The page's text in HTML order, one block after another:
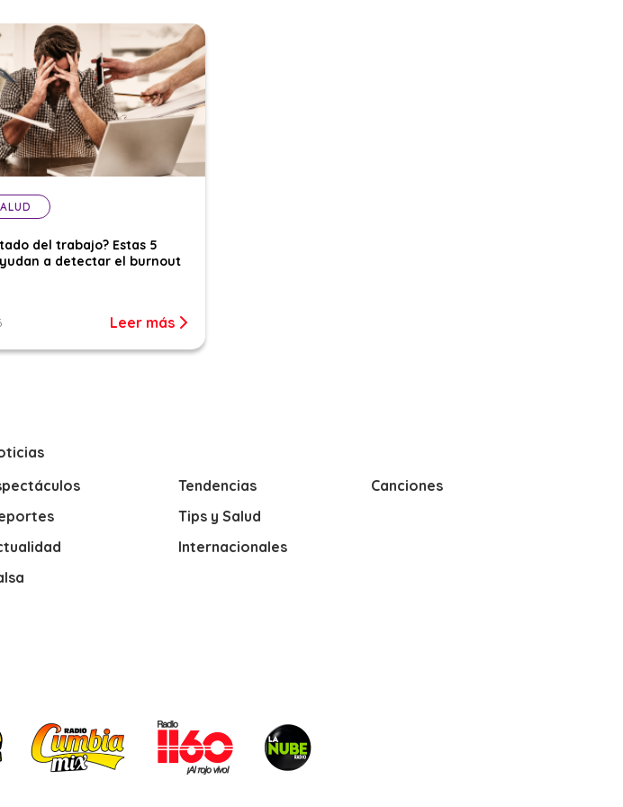
del trabajo? Estas 5
a detectar el burnout
Leer más
Tendencias
Tips y Salud
Internacionales
Canciones